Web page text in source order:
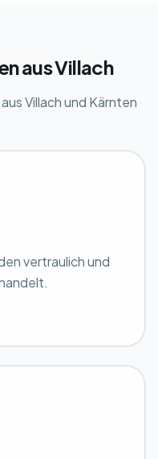
aus Villach
Villach und Kärnten
vertraulich und